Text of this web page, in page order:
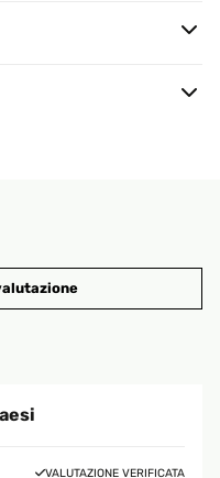
VALUTAZIONE VERIFICATA